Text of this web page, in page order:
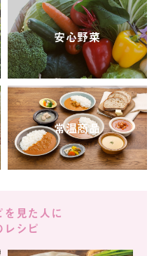
安心野菜
常温商品
を見た人に
レシピ